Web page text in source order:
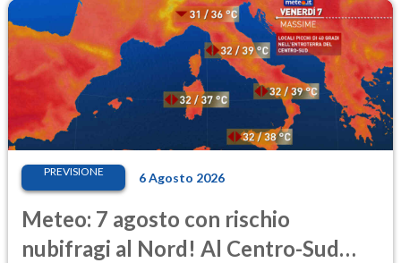
PREVISIONE 6 Agosto 2026
Meteo: 7 agosto con rischio
nubifragi al Nord! Al Centro-Sud